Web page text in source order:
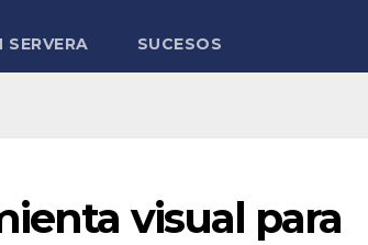
SERVERA SUCESOS
visual para